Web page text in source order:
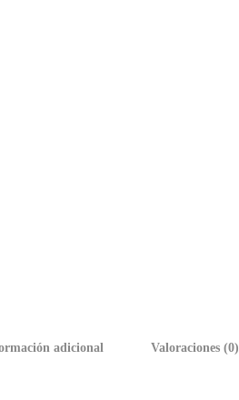
adicional Valoraciones (0)